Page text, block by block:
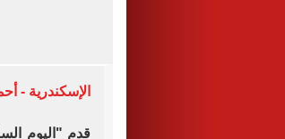
الإسكندرية -
قدم "اليوم